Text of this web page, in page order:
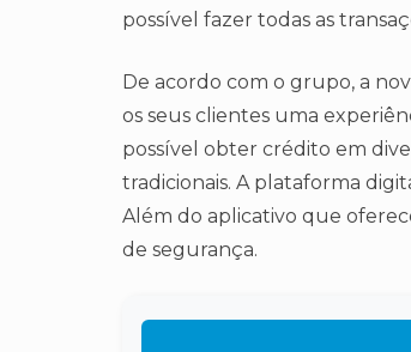
possível fazer todas as
De acordo com o grupo, a
os seus clientes uma
possível obter crédito em
tradicionais. A plataforma
Além do aplicativo que
de segurança.